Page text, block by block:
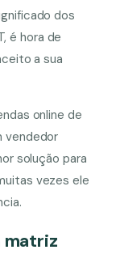
dos
é hora de
a sua
online de
vendedor
solução para
vezes ele
matriz